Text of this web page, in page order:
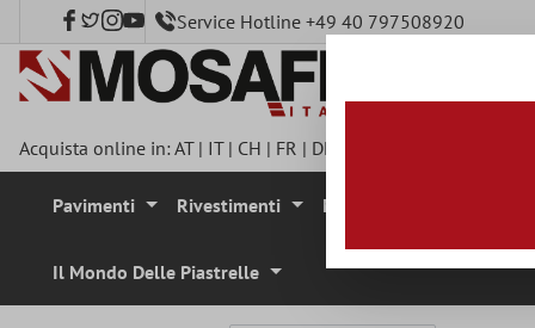
principale Service Hotline +49 40 797508920
Acquista online in:AT| IT| CH | FR | DE
Pavimenti Rivestimenti Mosaici
Il Mondo Delle Piastrelle